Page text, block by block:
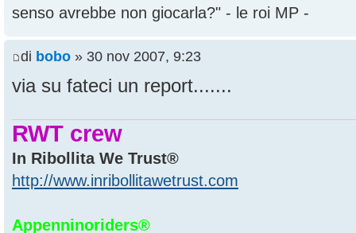
senso avrebbe non giocarla?" - le roi MP -
di bobo » 30 nov 2007, 9:23
via su fateci un report.......
RWT crew
In Ribollita We Trust®
http://www.inribollitawetrust.com
Appenninoriders®